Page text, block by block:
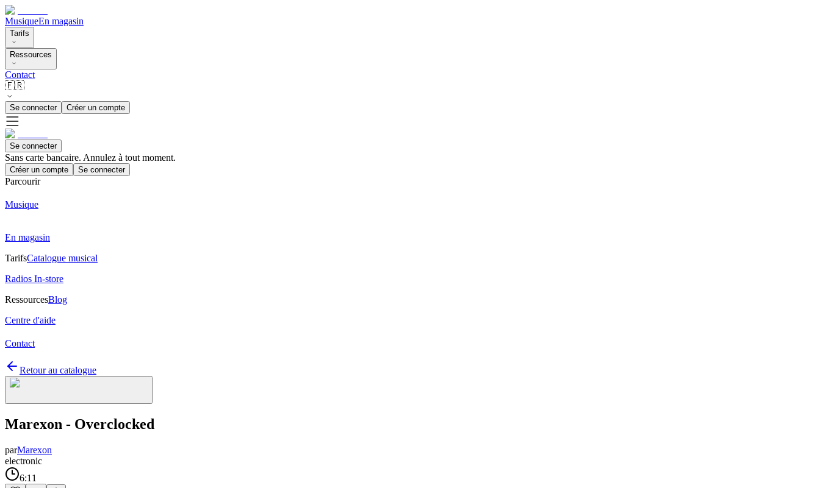
MusiqueEn magasin
Tarifs
Ressources
Contact
🇫🇷
Se connecter Créer un compte
Se connecter
Sans carte bancaire. Annulez à tout moment.
Créer un compte Se connecter
Parcourir
Musique
En magasin
TarifsCatalogue musical
Radios In-store
RessourcesBlog
Centre d'aide
Contact
Retour au catalogue
Marexon - Overclocked
parMarexon
electronic
6:11